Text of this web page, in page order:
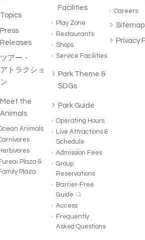
Topics
Press
Releases
ツアー・
アトラクショ
ン
Meet the
Animals
Animals
Plaza &
Plaza
Facilities
Play Zone
Restaurants
Shops
Service Facilities
Park Theme &
SDGs
Park Guide
Operating Hours
Live Attractions &
Schedule
Admission Fees
Group
Reservations
Barrier-Free
Guide
Access
Frequently
Asked Questions
Careers
Sitemap
Privacy